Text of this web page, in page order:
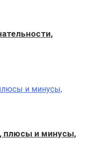
плюсы и минусы,